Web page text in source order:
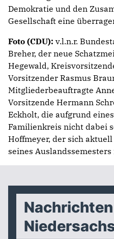
Demokratie und den
Gesellschaft eine
Foto (CDU): v.l.n.r.
Breher, der neue
Hegewald,
Vorsitzender Rasmus
Mitgliederbeauftragte
Vorsitzende Hermann
Eckholt, die aufgrund
Familienkreis nicht dabei
Hoffmeyer, der sich
seines
Nachrichten